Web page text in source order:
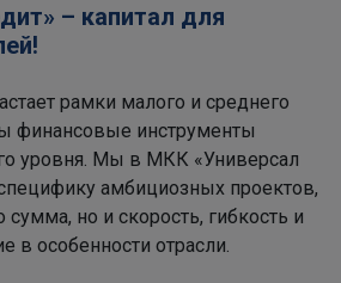
– капитал для
рамки малого и среднего
финансовые инструменты
уровня. Мы в МКК «Универсал
амбициозных проектов,
но и скорость, гибкость и
в особенности отрасли.